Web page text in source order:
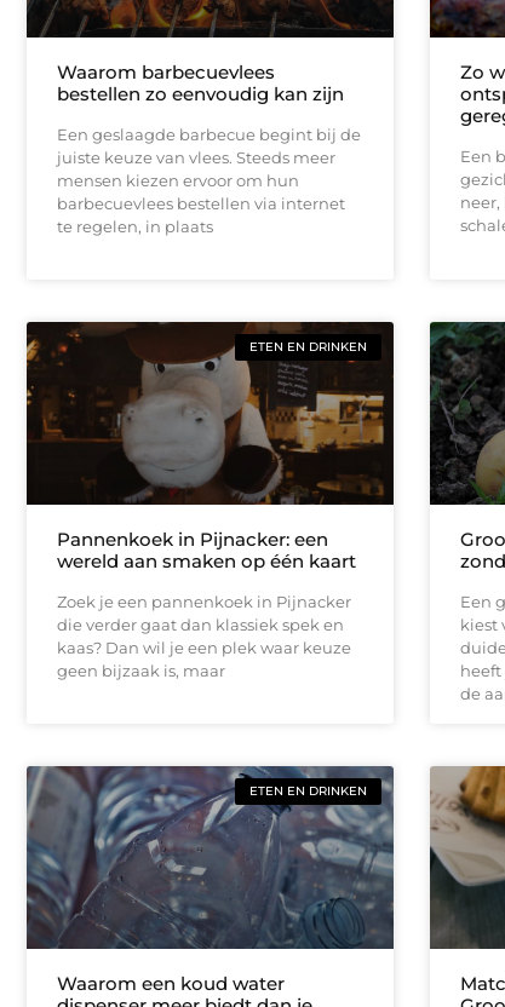
Waarom barbecuevlees
bestellen zo eenvoudig kan zijn
Een geslaagde barbecue begint bij de
juiste keuze van vlees. Steeds meer
mensen kiezen ervoor om hun
barbecuevlees bestellen via internet
te regelen, in plaats
Zo
Een
neer,
ETEN EN DRINKEN
Pannenkoek in Pijnacker: een
wereld aan smaken op één kaart
Zoek je een pannenkoek in Pijnacker
die verder gaat dan klassiek spek en
kaas? Dan wil je een plek waar keuze
geen bijzaak is, maar
Een
kiest
de
ETEN EN DRINKEN
Waarom een koud water